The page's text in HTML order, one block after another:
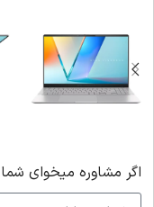
اگر‌ مشاوره میخوای